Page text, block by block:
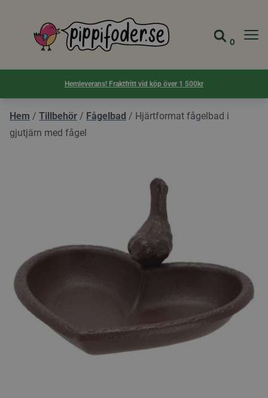
Pippifoder logotyp Gå till
Visa
0
Hemleverans! Fraktfritt vid köp över 1 500kr
Hem / Tillbehör / Fågelbad / Hjärtformat fågelbad i
gjutjärn med fågel